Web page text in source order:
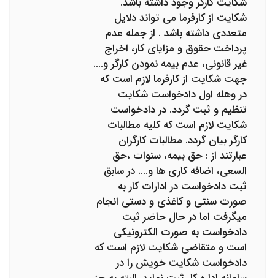
شکایت از کارفرما می تواند دلایل
متعددی داشته باشد . از جمله عدم
پرداخت حقوق و مزایای کار، اخراج
غیر قانونی، عدم بیمه نمودن کارگر و….
جهت شکایت از کارفرما لازم است که
در وهله اول دادخواست شکایت
تنظیم و ثبت گردد. در دادخواست
شکایت لازم است که کلیه مطالبات
کارگر بیان گردد. مطالبات کارگران
عبارتند از : حق بیمه، سنوات ،حق
السعی، اضافه کاری ها و…. در سابق
ثبت دادخواست در ادارات کار به
صورت سنتی و کاغذی و دستی انجام
میگرفت اما در حال حاضر ثبت
دادخواست به صورت الکترونیکی
است و متقاضی شکایت لازم است که
دادخواست شکایت خویش را در